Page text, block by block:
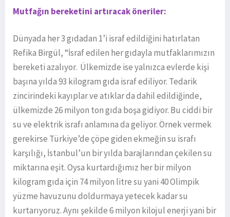
Mutfağın bereketini artıracak öneriler:
Dünyada her 3 gıdadan 1’i israf edildiğini hatırlatan
Refika Birgül, “İsraf edilen her gıdayla mutfaklarımızın
bereketi azalıyor. Ülkemizde ise yalnızca evlerde kişi
başına yılda 93 kilogram gıda israf ediliyor. Tedarik
zincirindeki kayıplar ve atıklar da dahil edildiğinde,
ülkemizde 26 milyon ton gıda boşa gidiyor. Bu ciddi bir
su ve elektrik israfı anlamına da geliyor. Örnek vermek
gerekirse Türkiye’de çöpe giden ekmeğin su israfı
karşılığı, İstanbul’un bir yılda barajlarından çekilen su
miktarına eşit. Oysa kurtardığımız her bir milyon
kilogram gıda için 74 milyon litre su yani 40 Olimpik
yüzme havuzunu doldurmaya yetecek kadar su
kurtarıyoruz. Aynı şekilde 6 milyon kilojul enerji yani bir